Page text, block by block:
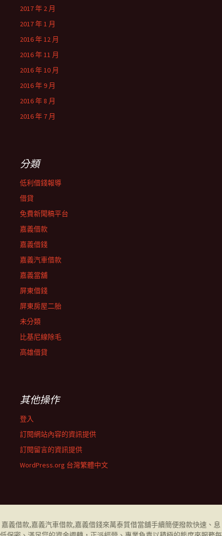
2017 年 2 月
2017 年 1 月
2016 年 12 月
2016 年 11 月
2016 年 10 月
2016 年 9 月
2016 年 8 月
2016 年 7 月
分類
低利借錢報導
借貸
免費新聞稿平台
嘉義借款
嘉義借錢
嘉義汽車借款
嘉義當舖
屏東借錢
屏東房屋二胎
未分類
比基尼線除毛
高雄借貸
其他操作
登入
訂閱網站內容的資訊提供
訂閱留言的資訊提供
WordPress.org 台灣繁體中文
嘉義借款,嘉義汽車借款,嘉義借錢來萬泰質借當舖手續簡便撥款快速、息